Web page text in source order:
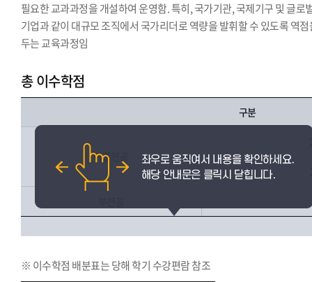
필요한 교과과정을 개설하여 운영함. 특히, 국가기관, 국제기구 및 글로
기업과 같이 대규모 조직에서 국가리더로 역량을 발휘할 수 있도록 역
두는 교육과정임
총 이수학점
구분
이중전공
※ 이수학점 배분표는 당해 학기 수강편람 참조